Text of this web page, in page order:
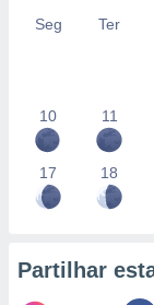
Seg Ter
10 11
17 18
Partilhar